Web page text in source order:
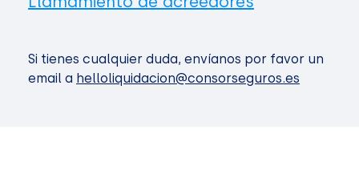
Si tienes cualquier duda, envíanos por favor un
email a helloliquidacion@consorseguros.es